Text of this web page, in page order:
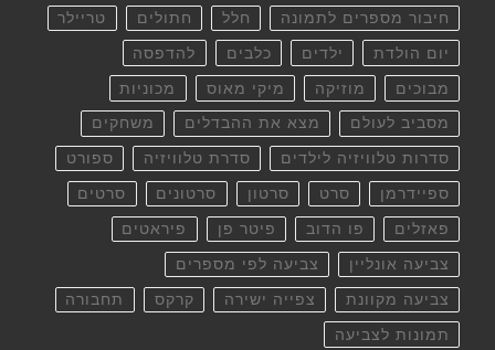
חיבור מספרים לתמונה חלל חתולים טריילר
יום הולדת ילדים כלבים להדפסה
מבוכים מוזיקה מיקי מאוס מכוניות
מסביב לעולם מצא את ההבדלים משחקים
סדרות טלוויזיה לילדים סדרת טלוויזיה ספורט
ספיידרמן סרט סרטון סרטונים סרטים
פאזלים פו הדוב פיטר פן פיראטים
צביעה אונליין צביעה לפי מספרים
צביעה מקוונת צפייה ישירה קרקס תחבורה
תמונות לצביעה